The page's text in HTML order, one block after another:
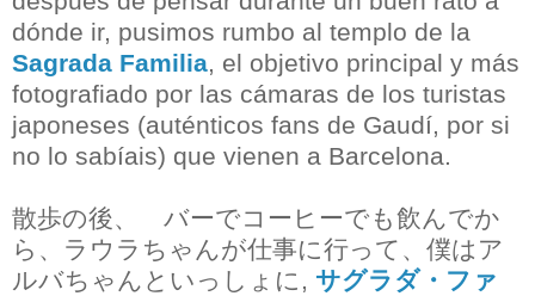
dónde ir, pusimos rumbo al templo de la
Sagrada Familia, el objetivo principal y más
fotografiado por las cámaras de los turistas
japoneses (auténticos fans de Gaudí, por si
no lo sabíais) que vienen a Barcelona.
散歩の後、 バーでコーヒーでも飲んでか
ら、ラウラちゃんが仕事に行って、僕はア
ルバちゃんといっしょに, サグラダ・ファ